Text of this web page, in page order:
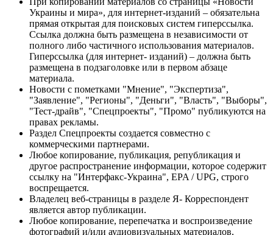
Украины и мира», для интернет-изданий – обязательна
прямая открытая для поисковых систем гиперссылка.
Ссылка должна быть размещена в независимости от
полного либо частичного использования материалов.
Гиперссылка (для интернет- изданий) – должна быть
размещена в подзаголовке или в первом абзаце
материала.
Новости с пометками "Мнение", "Экспертиза",
"Заявление", "Регионы", "Деньги", "Власть", "Выборы",
"Тест-драйв", "Спецпроекты", "Промо" публикуются на
правах рекламы.
Раздел Спецпроекты создается совместно с
коммерческими партнерами.
Любое копирование, публикация, републикация и
другое распространение информации, которое содержит
ссылку на "Интерфакс-Украина", EPA / UPG, строго
воспрещается.
Владелец веб-страницы в разделе Я- Корреспондент
является автор публикации.
Любое копирование, перепечатка и воспроизведение
фотографий и/или аудиовизуальных материалов,